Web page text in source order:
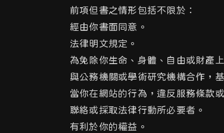
前項但書之情形包括不限於：
經由你書面同意。
法律明文規定。
為免除你生命、身體、自由或財產
與公務機關或學術研究機構合作，
當你在網站的行為，違反服務條款
聯絡或採取法律行動所必要者。
有利於你的權益。